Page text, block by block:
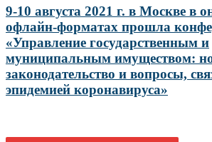
9-10 августа 2021 г. в Москве в
офлайн-форматах прошла
«Управление государственным и
муниципальным имуществом:
законодательство и вопросы,
эпидемией коронавируса»